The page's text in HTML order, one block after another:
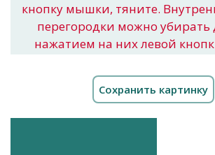
кнопку мышки, тяните.
перегородки можно
нажатием на них левой